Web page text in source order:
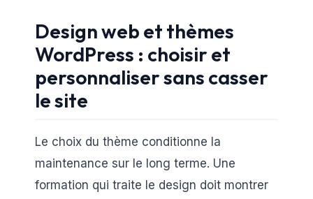
Design web et thèmes
WordPress : choisir et
personnaliser sans casser
le site
Le choix du thème conditionne la
maintenance sur le long terme. Une
formation qui traite le design doit montrer